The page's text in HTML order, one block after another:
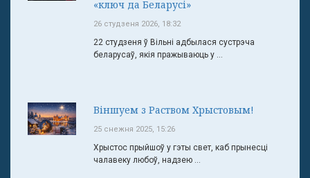
«ключ да Беларусі»
26 студзеня 2026, 18:32
22 студзеня ў Вільні адбылася сустрэча
беларусаў, якія пражываюць у ...
Віншуем з Раством Хрыстовым!
25 снежня 2025, 15:26
Хрыстос прыйшоў у гэты свет, каб прынесці
чалавеку любоў, надзею ...